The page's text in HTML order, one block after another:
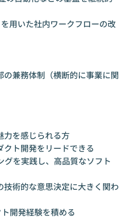
用いた社内ワークフローの改
兼務体制（横断的に事業に関
力を感じられる方
ト開発をリードできる
グを実践し、高品質なソフト
術的な意思決定に大きく関わ
開発経験を積める